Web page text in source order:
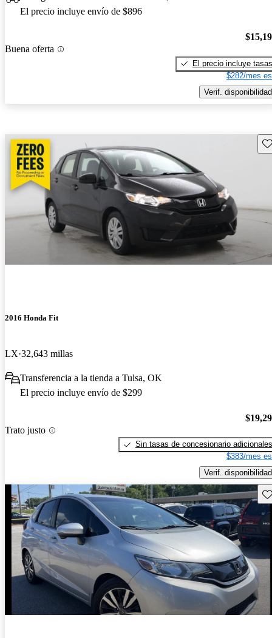
El precio incluye envío de $896
Buena oferta
El precio incluye tasas
$282/mes
Verif. disponibilidad
2016 Honda Fit
LX 32,643 millas
Transferencia a la tienda a Tulsa, OK
El precio incluye envío de $299
Trato justo
Sin tasas de concesionario adicionales
$383/mes
Verif. disponibilidad